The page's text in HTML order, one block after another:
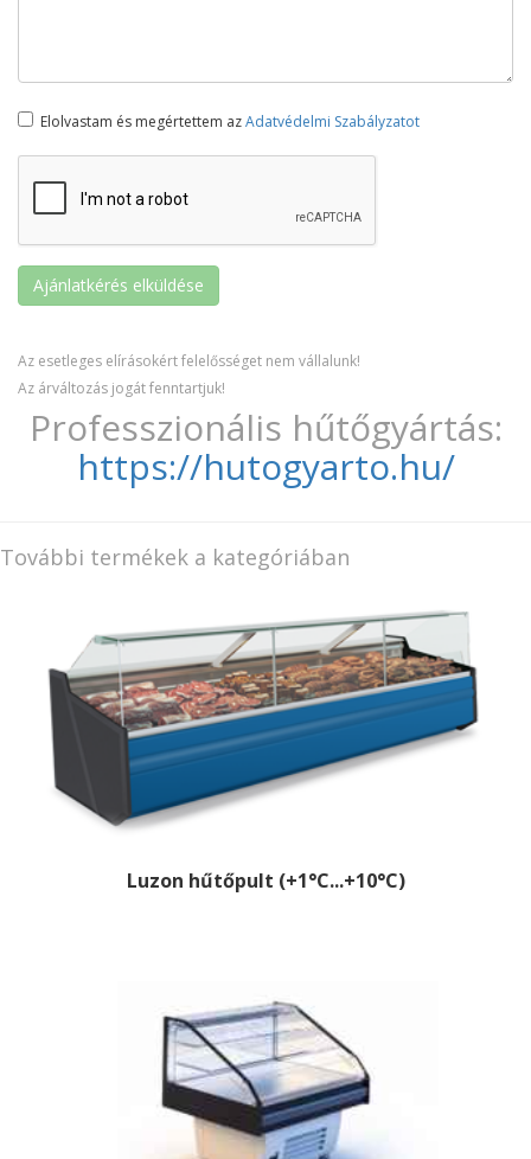
Elolvastam és megértettem azAdatvédelmi Szabályzatot
Az esetleges elírásokért felelősséget nem vállalunk!
Az árváltozás jogát fenntartjuk!
Professzionális hűtőgyártás:
https://hutogyarto.hu/
További termékek a kategóriában
Luzon hűtőpult (+1°C...+10°C)